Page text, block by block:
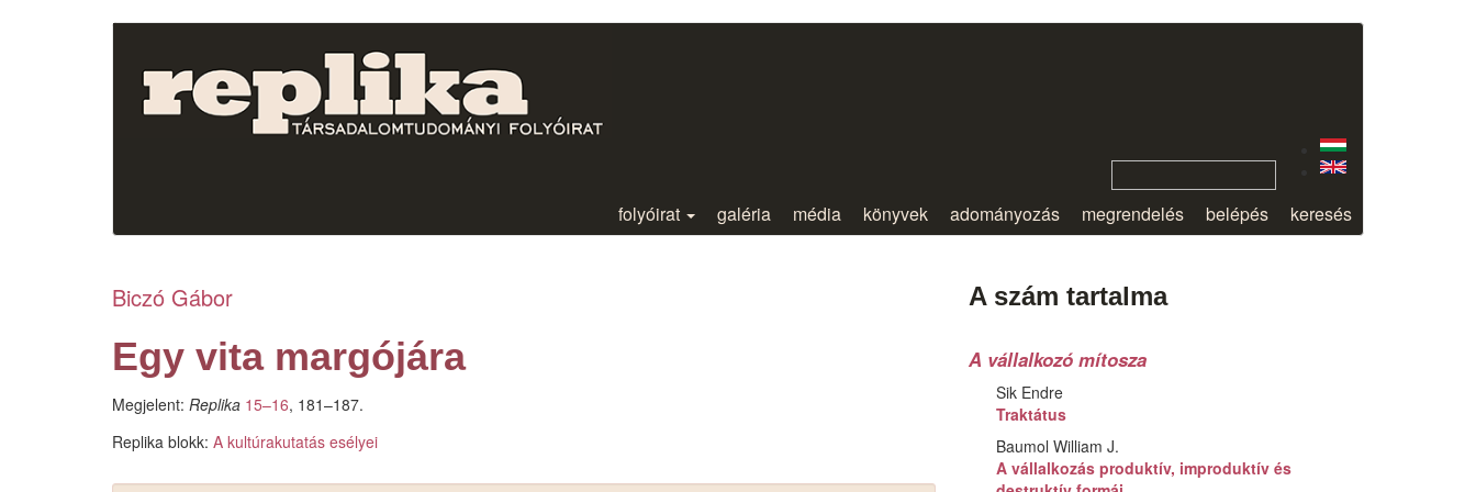
folyóirat galéria média könyvek adományozás megrendelés belépés keresés
Biczó Gábor
Egy vita margójára
Megjelent: Replika 15–16, 181–187.
Replika blokk: A kultúrakutatás esélyei
A szám tartalma
A vállalkozó mítosza
Sik Endre
Traktátus
Baumol William J.
A vállalkozás produktív, improduktív és